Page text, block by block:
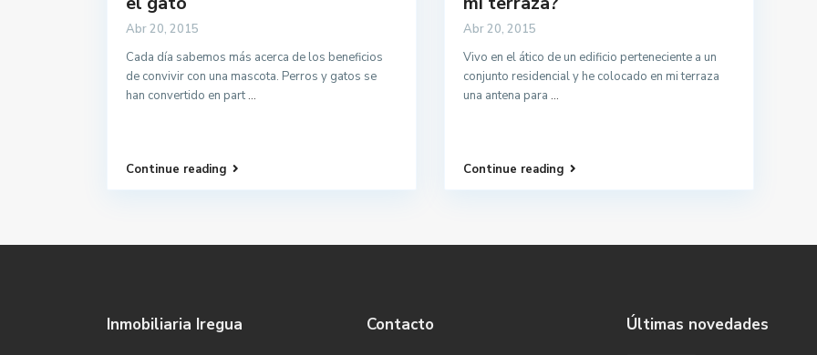
Abr 20, 2015
Cada día sabemos más acerca de los beneficios
de convivir con una mascota. Perros y gatos se
han convertido en part...
Continue reading
Abr 20, 2015
Vivo en el ático de un edificio perteneciente a un
conjunto residencial y he colocado en mi terraza
una antena para ...
Continue reading
Inmobiliaria Iregua Contacto Últimas novedades